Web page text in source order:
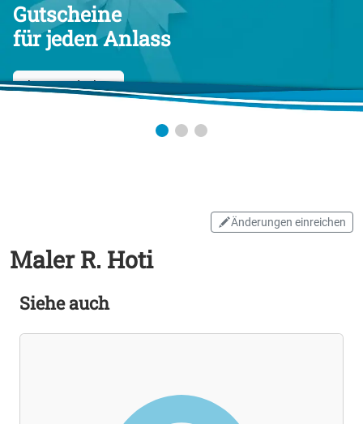
Gutscheine
für jeden Anlass
Jetzt entdecken
Änderungen einreichen
Maler R. Hoti
Siehe auch